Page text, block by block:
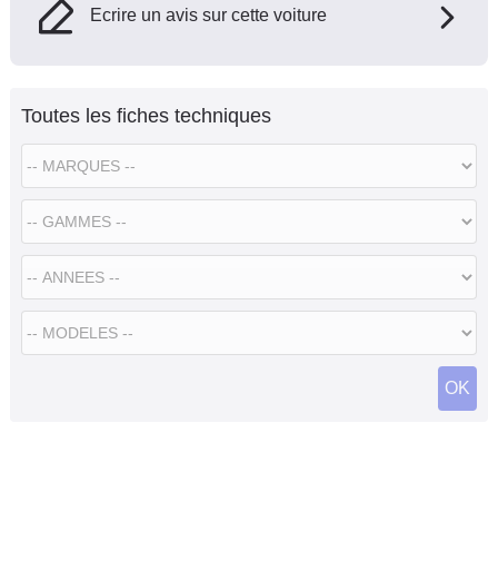
Ecrire un avis sur cette voiture
Toutes les fiches techniques